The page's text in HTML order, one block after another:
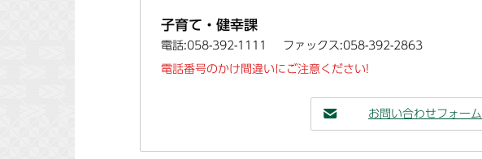
子育て・健幸課
電話:058-392-1111 ファックス:058-392-2863
電話番号のかけ間違いにご注意ください!
お問い合わせフォーム